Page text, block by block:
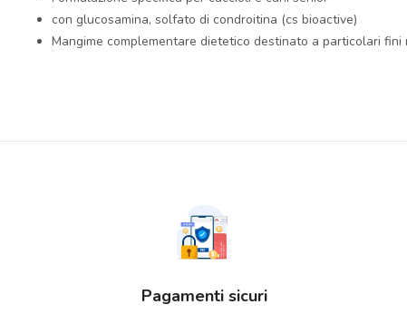
con glucosamina, solfato di condroitina (cs bioactive)
Mangime complementare dietetico destinato a particolari fini
Pagamenti sicuri